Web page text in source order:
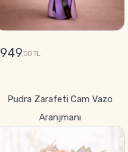
949,00 TL
Pudra Zarafeti Cam Vazo
Aranjmanı